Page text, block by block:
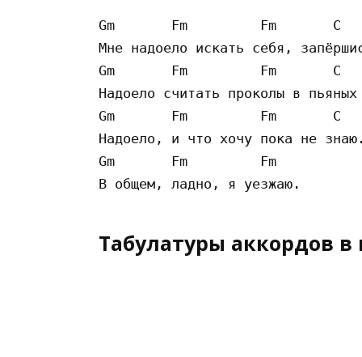
Gm       Fm         Fm       C
Мне надоело искать себя,
Gm       Fm         Fm       C
Надоело считать проколы в
Gm       Fm         Fm       C
Надоело, и что хочу пока не
Gm       Fm         Fm
Табулатуры аккордов в